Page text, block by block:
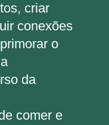
criar
conexões
o
da
comer e